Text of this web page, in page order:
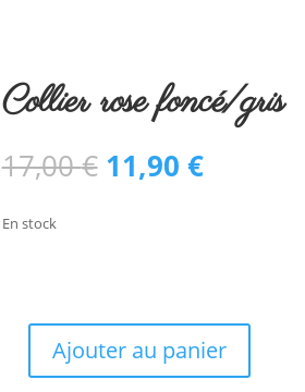
Collier rose foncé/gris
17,00€ Le
prix
11,90 €Le
prix
En stock
quantitéAjouter au panier